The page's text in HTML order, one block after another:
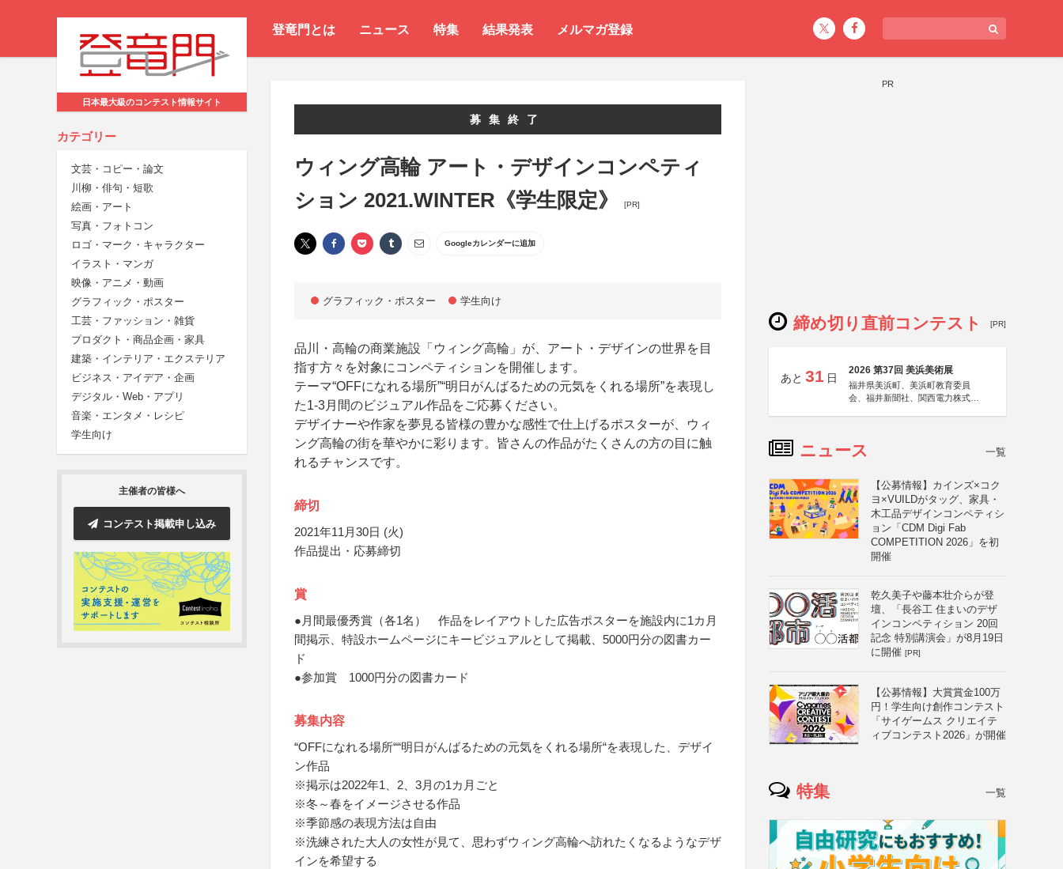
登竜門とは ニュース 特集 結果発表 メルマガ登録
日本最大級のコンテスト情報サイト
カテゴリー
文芸・コピー・論文
川柳・俳句・短歌
絵画・アート
写真・フォトコン
ロゴ・マーク・キャラクター
イラスト・マンガ
映像・アニメ・動画
グラフィック・ポスター
工芸・ファッション・雑貨
プロダクト・商品企画・家具
建築・インテリア・エクステリア
ビジネス・アイデア・企画
デジタル・Web・アプリ
音楽・エンタメ・レシピ
学生向け
主催者の皆様へ
コンテスト掲載申し込み
募集終了
ウィング高輪 アート・デザインコンペティ
ション 2021.WINTER《学生限定》
[PR]
Googleカレンダーに追加
グラフィック・ポスター 学生向け
品川・高輪の商業施設「ウィング高輪」が、アート・デザインの世界を目
指す方々を対象にコンペティションを開催します。
テーマ“OFFになれる場所”“明日がんばるための元気をくれる場所”を表現し
た1-3月間のビジュアル作品をご応募ください。
デザイナーや作家を夢見る皆様の豊かな感性で仕上げるポスターが、ウィ
ング高輪の街を華やかに彩ります。皆さんの作品がたくさんの方の目に触
れるチャンスです。
締切
2021年11月30日 (火)
作品提出・応募締切
賞
●月間最優秀賞（各1名） 作品をレイアウトした広告ポスターを施設内に1カ月
間掲示、特設ホームページにキービジュアルとして掲載、5000円分の図書カー
ド
●参加賞 1000円分の図書カード
募集内容
“OFFになれる場所““明日がんばるための元気をくれる場所“を表現した、デザイ
ン作品
※掲示は2022年1、2、3月の1カ月ごと
※冬～春をイメージさせる作品
※季節感の表現方法は自由
※洗練された大人の女性が見て、思わずウィング高輪へ訪れたくなるようなデザ
インを希望する
PR
締め切り直前コンテスト [PR]
あと 31 日
2026 第37回 美浜美術展
福井県美浜町、美浜町教育委員
会、福井新聞社、関西電力株式会
ニュース 一覧
【公募情報】カインズ×コク
ヨ×VUILDがタッグ、家具・
木工品デザインコンペティシ
ョン「CDM Digi Fab
COMPETITION 2026」を初
開催
乾久美子や藤本壮介らが登
壇、「長谷工 住まいのデザ
インコンペティション 20回
記念 特別講演会」が8月19日
に開催 [PR]
【公募情報】大賞賞金100万
円！学生向け創作コンテスト
「サイゲームス クリエイテ
ィブコンテスト2026」が開催
特集 一覧